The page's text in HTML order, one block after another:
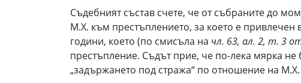
Съдебният състав счете, че от събраните до
М.Х. към престъплението, за което е
години, което (по смисъла на чл. 63, ал. 2, т. 3
престъпление. Съдът прие, че по-лека мярка
„задържането под стража“ по отношение на М.Х.